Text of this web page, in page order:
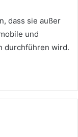
dass sie außer
und
durchführen wird.